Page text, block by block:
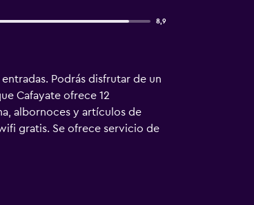
8,9
Podrás disfrutar de un
Cafayate ofrece 12
albornoces y artículos de
gratis. Se ofrece servicio de
en las instalaciones o cerca